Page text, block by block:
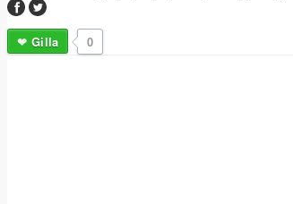
0
Gilla